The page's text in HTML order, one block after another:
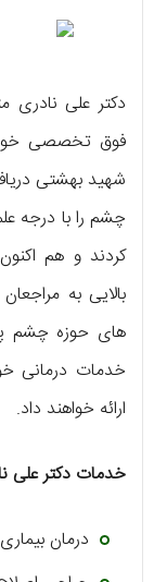
دکتر علی
فوق تخصصی خود
شهید بهشتی
چشم را با درجه
کردند و هم
بالایی به
های حوزه چشم
خدمات درمانی
ارائه خواهند داد.
خدمات دکتر علی
درمان